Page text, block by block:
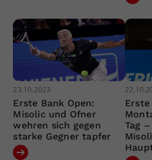
23.10.2023
Erste Bank Open:
Misolic und Ofner
wehren sich gegen
starke Gegner tapfer
Erste
Tag